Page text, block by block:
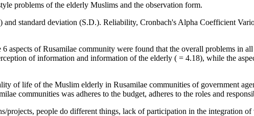
problems of the elderly Muslims and the observation form.
and standard deviation (S.D.). Reliability, Cronbach's Alpha Coefficient
of Rusamilae community were found that the overall problems in all
of information and information of the elderly ( = 4.18), while the
of life of the Muslim elderly in Rusamilae communities of government
communities was adheres to the budget, adheres to the roles and
projects, people do different things, lack of participation in the integration